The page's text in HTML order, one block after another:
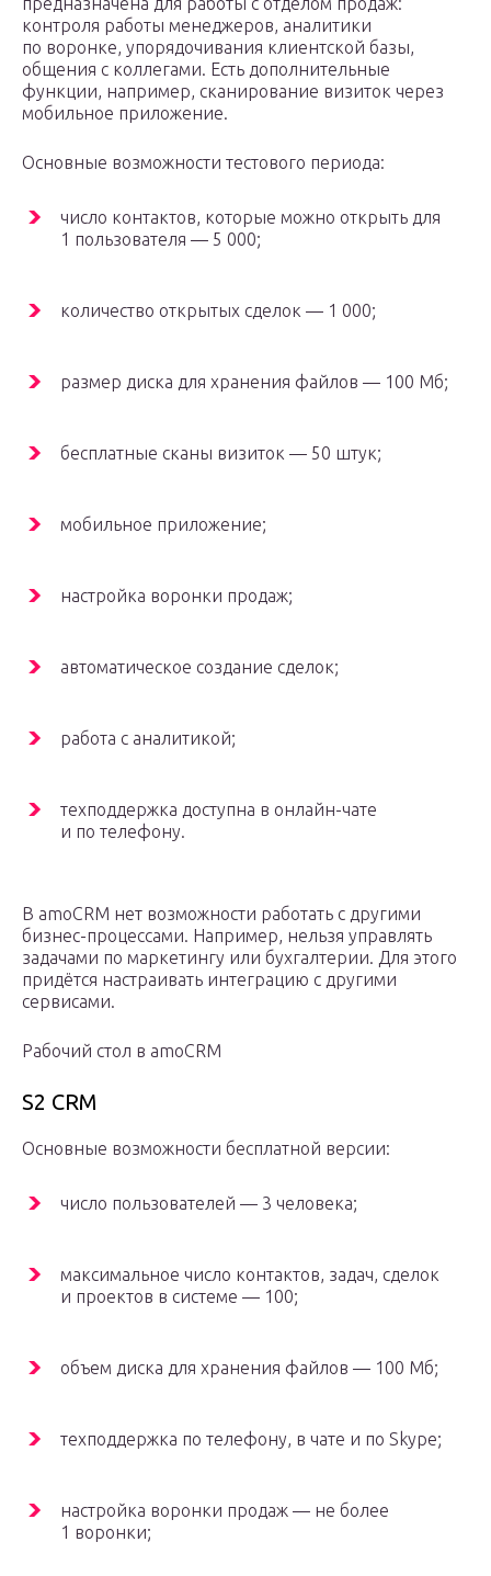
контроля работы менеджеров, аналитики
по воронке, упорядочивания клиентской базы,
общения с коллегами. Есть дополнительные
функции, например, сканирование визиток через
мобильное приложение.
Основные возможности тестового периода:
число контактов, которые можно открыть для
1 пользователя — 5 000;
количество открытых сделок — 1 000;
размер диска для хранения файлов — 100 Мб;
бесплатные сканы визиток — 50 штук;
мобильное приложение;
настройка воронки продаж;
автоматическое создание сделок;
работа с аналитикой;
техподдержка доступна в онлайн-чате
и по телефону.
В amoCRM нет возможности работать с другими
бизнес-процессами. Например, нельзя управлять
задачами по маркетингу или бухгалтерии. Для этого
придётся настраивать интеграцию с другими
сервисами.
Рабочий стол в amoCRM
S2 CRM
Основные возможности бесплатной версии:
число пользователей — 3 человека;
максимальное число контактов, задач, сделок
и проектов в системе — 100;
объем диска для хранения файлов — 100 Мб;
техподдержка по телефону, в чате и по Skype;
настройка воронки продаж — не более
1 воронки;